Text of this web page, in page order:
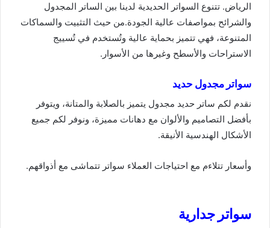
الرياض. تتنوع السواتر الحديدية لدينا بين الساتر المجدول
والشرائح بمواصفات عالية الجودة.من حيث التثبيت والسماكات
المتنوعة، فهي تتميز بحماية عالية وتُستخدم في تُسييج
الاستراحات والأسطح وغيرها من الأسوار.
سواتر مجدول حديد
نقدم لكم ساتر حديد مجدول يتميز بالصلابة والمتانة، ويتوفر
بأفضل التصاميم والألوان مع دهانات مميزة، ونوفر لكم جميع
الأشكال الهندسية الأنيقة.
وأسعار تتلاءم مع احتياجات العملاء سواتر تتماشى مع أذواقهم.
سواتر جدارية